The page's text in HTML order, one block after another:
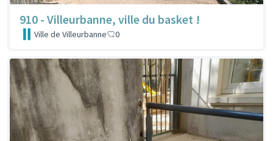
910 - Villeurbanne, ville du basket !
Ville de Villeurbanne 0